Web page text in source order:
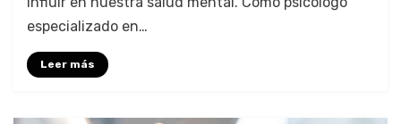
especializado en…
Leer más